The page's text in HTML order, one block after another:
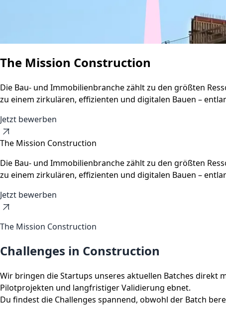
The Mission Construction
Die Bau- und Immobilienbranche zählt zu den größten
zu einem zirkulären, effizienten und digitalen Bauen –
Jetzt bewerben
The Mission Construction
Die Bau- und Immobilienbranche zählt zu den größten
zu einem zirkulären, effizienten und digitalen Bauen –
Jetzt bewerben
The Mission Construction
Challenges in Construction
Wir bringen die Startups unseres aktuellen Batches direkt
Pilotprojekten und langfristiger Validierung ebnet.
Du findest die Challenges spannend, obwohl der Batch